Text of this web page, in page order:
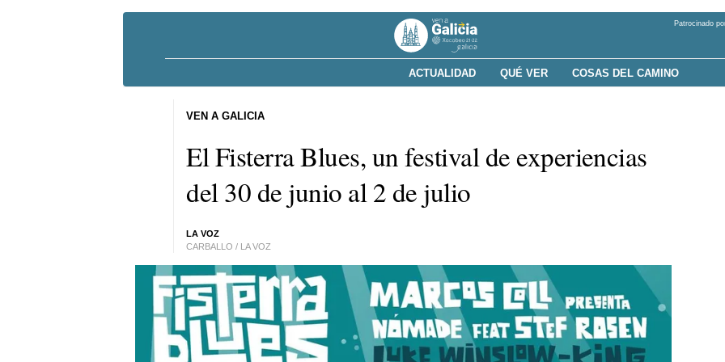
Patrocinado
ACTUALIDAD QUÉ VER COSAS DEL CAMINO
El Fisterra Blues, un festival de experiencias
del 30 de junio al 2 de julio
LA VOZ
CARBALLO / LA VOZ
VEN A GALICIA